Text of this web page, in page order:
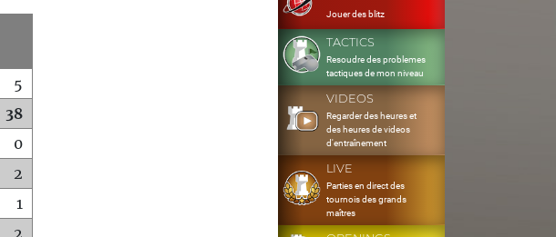
5
38
0
2
1
2
Jouer des blitz
TACTICS
Resoudre des problemes
tactiques de mon niveau
VIDEOS
Regarder des heures et
des heures de videos
d'entraînement
LIVE
Parties en direct des
tournois des grands
maîtres